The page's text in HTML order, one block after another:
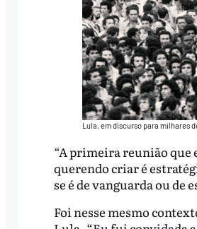
Lula, em discurso para milhares
“A primeira reunião que
querendo criar é
se é de vanguarda ou
Foi nesse mesmo